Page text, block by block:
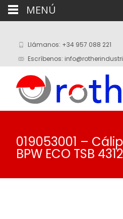
Llámanos: +34 957 088 221
Escríbenos:
019053001 –
BPW ECO TSB 4312
MENÚ